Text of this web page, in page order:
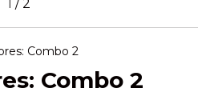
1 /2
Combo 2
Combo 2